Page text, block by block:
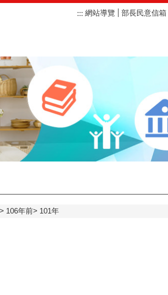
::: 網站導覽 部長民意信箱
106年前 101年